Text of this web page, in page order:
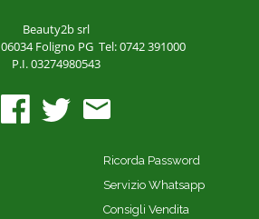
Beauty2b srl
06034 Foligno PG Tel: 0742 391000
P.I. 03274980543
Ricorda Password
Servizio Whatsapp
Consigli Vendita